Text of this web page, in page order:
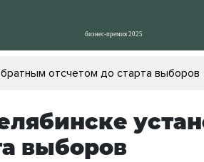
отсчетом до старта выборов
выборов